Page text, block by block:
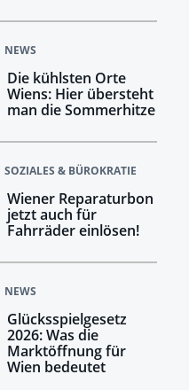
NEWS
Die kühlsten Orte
Wiens: Hier übersteht
man die Sommerhitze
SOZIALES & BÜROKRATIE
Wiener Reparaturbon
jetzt auch für
Fahrräder einlösen!
NEWS
Glücksspielgesetz
2026: Was die
Marktöffnung für
Wien bedeutet